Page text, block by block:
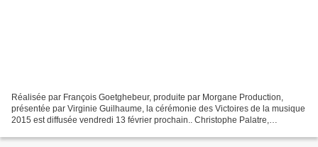
Réalisée par François Goetghebeur, produite par Morgane Production,
présentée par Virginie Guilhaume, la cérémonie des Victoires de la musique
2015 est diffusée vendredi 13 février prochain.. Christophe Palatre,